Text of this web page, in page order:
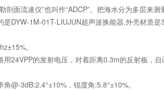
剖面流速仪”也叫作“ADCP”。把海水分为多层来
DYW-1M-01T-LIUJUN超声波换能器,外壳材质是
。
用24VPP的发射电压，对着距离0.3m的反射板，
@-3dB:2.4°±10%，锐度角:5.8°±10%。